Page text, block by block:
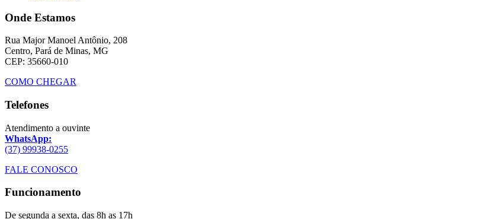
Onde Estamos
Rua Major Manoel Antônio, 208
Centro, Pará de Minas, MG
CEP: 35660-010
COMO CHEGAR
Telefones
Atendimento a ouvinte
WhatsApp:
(37) 99938-0255
FALE CONOSCO
Funcionamento
De segunda a sexta, das 8h as 17h